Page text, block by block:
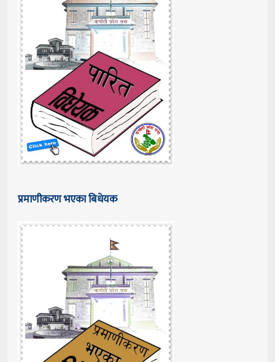
प्रमाणीकरण भएका बिधेयक